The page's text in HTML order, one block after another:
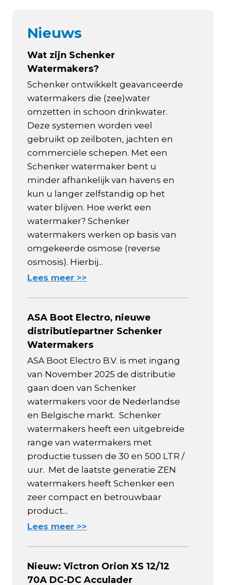
Nieuws
Wat zijn Schenker
Watermakers?
Schenker ontwikkelt geavanceerde
watermakers die (zee)water
omzetten in schoon drinkwater.
Deze systemen worden veel
gebruikt op zeilboten, jachten en
commerciële schepen. Met een
Schenker watermaker bent u
minder afhankelijk van havens en
kun u langer zelfstandig op het
water blijven. Hoe werkt een
watermaker? Schenker
watermakers werken op basis van
omgekeerde osmose (reverse
osmosis). Hierbij...
Lees meer >>
ASA Boot Electro, nieuwe
distributiepartner Schenker
Watermakers
ASA Boot Electro B.V. is met ingang
van November 2025 de distributie
gaan doen van Schenker
watermakers voor de Nederlandse
en Belgische markt. Schenker
watermakers heeft een uitgebreide
range van watermakers met
productie tussen de 30 en 500 LTR /
uur. Met de laatste generatie ZEN
watermakers heeft Schenker een
zeer compact en betrouwbaar
product...
Lees meer >>
Nieuw: Victron Orion XS 12/12
70A DC-DC Acculader